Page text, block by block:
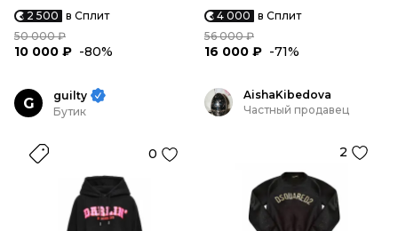
2 500 в Сплит
50 000 ₽
10 000 ₽ -80%
4 000 в Сплит
56 000 ₽
16 000 ₽ -71%
G
guilty
Бутик
0
AishaKibedova
Частный продавец
2